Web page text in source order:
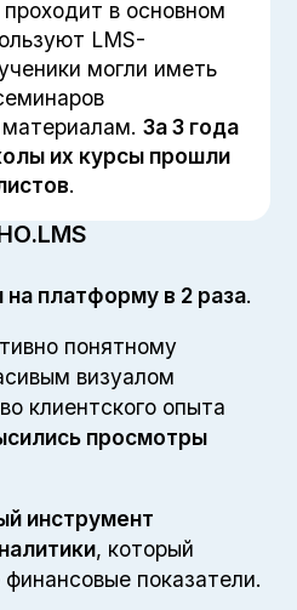
в основном
LMS-
могли иметь
За 3 года
их курсы прошли
.
на платформу в 2 раза.
понятному
визуалом
клиентского опыта
просмотры
инструмент
, который
показатели.